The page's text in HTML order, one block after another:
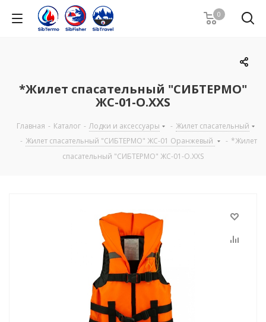
0
*Жилет спасательный "СИБТЕРМО"
ЖС-01-О.ХХS
Главная - Каталог - Лодки и аксессуары - Жилет спасательный
- Жилет спасательный "СИБТЕРМО" ЖС-01 Оранжевый - *Жилет
спасательный "СИБТЕРМО" ЖС-01-О.ХХS